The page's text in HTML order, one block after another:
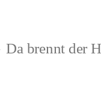
Da brennt der